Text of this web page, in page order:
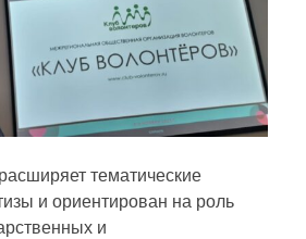
тематические
и ориентирован на роль
и